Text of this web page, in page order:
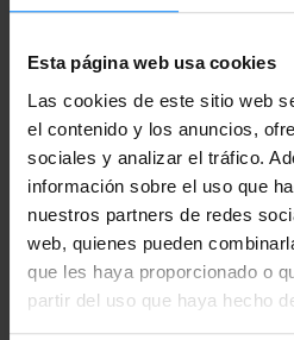
Esta página web usa cookies
Las cookies de este sitio web
el contenido y los anuncios,
sociales y analizar el tráfico.
información sobre el uso que
nuestros partners de redes
web, quienes pueden
que les haya proporcionado o
partir del uso que haya hecho
pinturas deStéphane
Concept) en su proceso de
El 26 de enero se dará fin a la
participantes actuarán junto al
Bilal Band. La entrada será
mediante el siguiente enlace.
Este evento se enmarca en el
Aquitaine.eus, que se puso en